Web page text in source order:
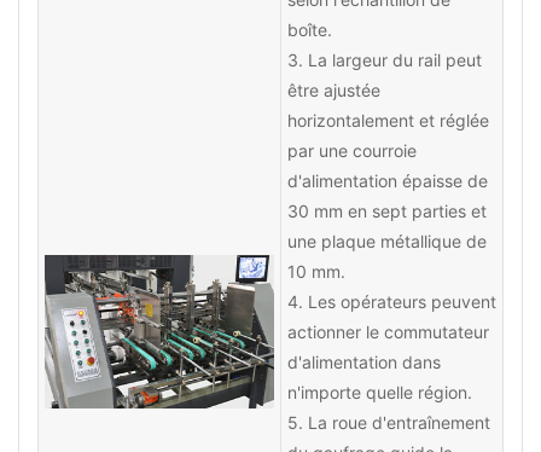
boîte.
3. La largeur du rail peut
être ajustée
horizontalement et réglée
par une courroie
d'alimentation épaisse de
30 mm en sept parties et
une plaque métallique de
10 mm.
4. Les opérateurs peuvent
actionner le commutateur
d'alimentation dans
n'importe quelle région.
5. La roue d'entraînement